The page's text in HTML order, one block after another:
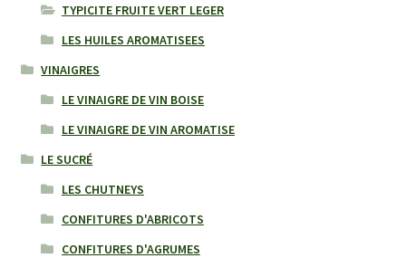
TYPICITE FRUITE VERT LEGER
LES HUILES AROMATISEES
VINAIGRES
LE VINAIGRE DE VIN BOISE
LE VINAIGRE DE VIN AROMATISE
LE SUCRÉ
LES CHUTNEYS
CONFITURES D'ABRICOTS
CONFITURES D'AGRUMES